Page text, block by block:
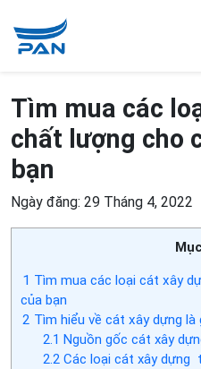
Tìm mua các
chất lượng cho
bạn
Ngày đăng: 29 Tháng 4, 2022
1 Tìm mua các loại cát xây
của bạn
2 Tìm hiểu về cát xây dựng là
2.1 Nguồn gốc cát xây
2.2Các loại cát xây dựng